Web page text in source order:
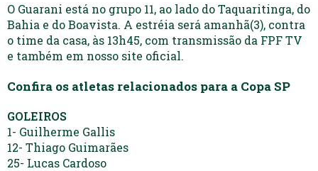
O Guarani está no grupo 11, ao lado do Taquaritinga, do
Bahia e do Boavista. A estréia será amanhã(3), contra
o time da casa, às 13h45, com transmissão da FPF TV
e também em nosso site oficial.
Confira os atletas relacionados para a Copa SP
GOLEIROS
1- Guilherme Gallis
12- Thiago Guimarães
25- Lucas Cardoso